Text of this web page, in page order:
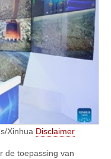
Xinhua Disclaimer
de toepassing van